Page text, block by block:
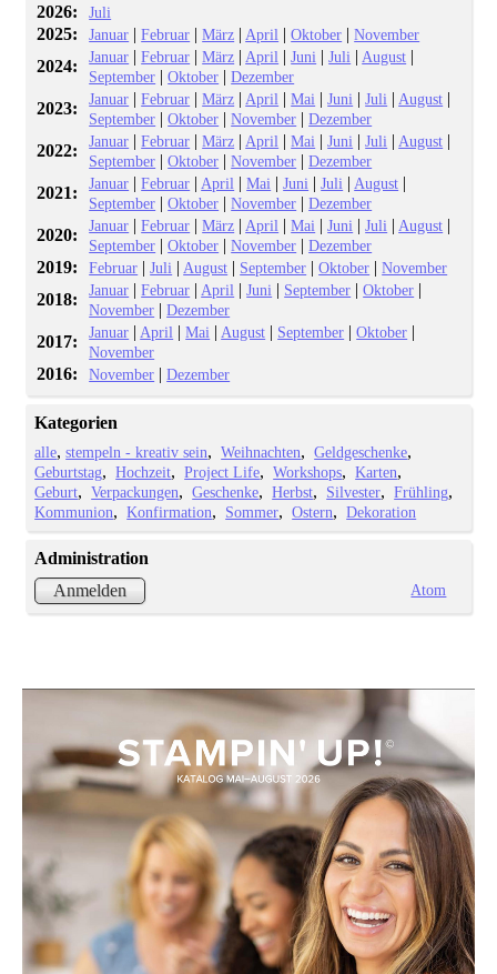
2026:
Juli
2025: Januar |Februar |März | April |Oktober |November
2024: Januar |Februar |März | April |Juni |Juli | August |
September |Oktober |Dezember
2023: Januar |Februar |März | April |Mai |Juni |Juli | August |
September |Oktober |November |Dezember
2022: Januar |Februar |März | April |Mai |Juni |Juli | August |
September |Oktober |November |Dezember
2021: Januar |Februar | April |Mai |Juni |Juli | August |
September |Oktober |November |Dezember
2020: Januar |Februar |März | April |Mai |Juni |Juli | August |
September |Oktober |November |Dezember
2019: Februar |Juli | August | September |Oktober |November
2018: Januar |Februar | April |Juni | September |Oktober |
November |Dezember
2017: Januar | April |Mai | August | September |Oktober |
November
2016: November |Dezember
Kategorien
alle stempeln - kreativ sein Weihnachten
Geldgeschenke
Geburtstag
Hochzeit Project Life Workshops
Karten
Geburt
Verpackungen Geschenke Herbst Silvester
Frühling
Kommunion
Konfirmation Sommer Ostern Dekoration
Administration
Anmelden
Atom